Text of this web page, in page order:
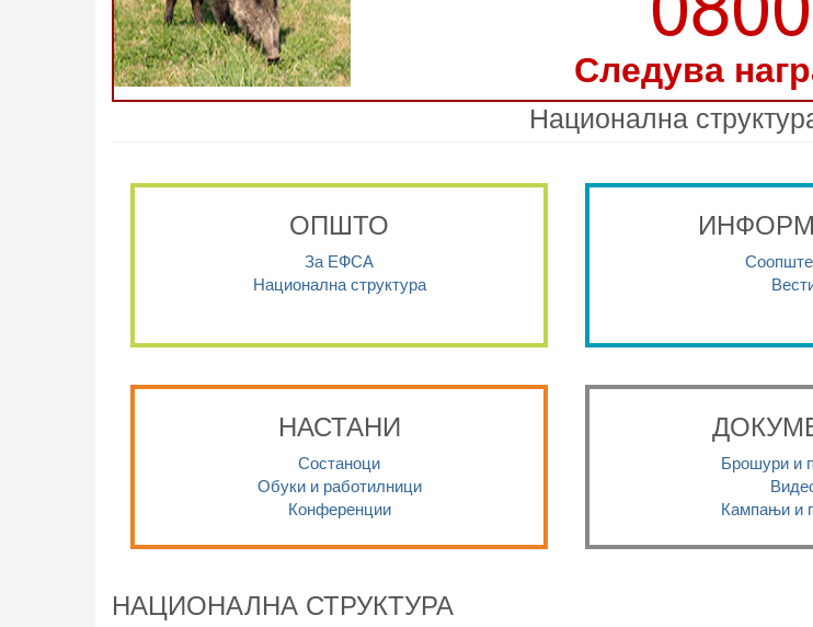
Следува
Национална
ОПШТО
За ЕФСА
Национална структура
НАСТАНИ
Состаноци
Обуки и работилници
Конференции
Брошури и
Кампањи и
НАЦИОНАЛНА СТРУКТУРА